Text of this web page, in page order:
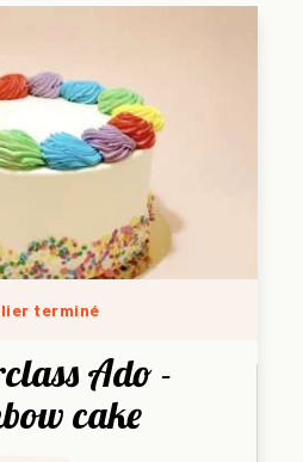
terminé
Ado -
cake